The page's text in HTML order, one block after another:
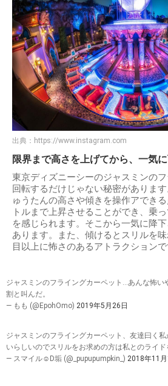
出典： https://www.instagram.com
限界まで高さを上げてから、一気
東京ディズニーシーのジャスミンの
回転するだけじゃない秘密がありま
ゅうたんの高さや傾きを操作アでき
トルまで上昇させることができ、乗
を感じられます。そこから一気に降
あります。また、傾けるとスリルを
目以上に怖さのあるアトラクションで
ジャスミンのフライングカーペット…あんな怖い
割と叫んだ。
— もも (@EpohOmo) 2019年5月26日
ジャスミンのフライングカーペット、友達曰く
いらしいのでスリルをお求めの方は私とのライ
— スマイル☺︎D垢 (@_pupupumpkin_) 2018年11月